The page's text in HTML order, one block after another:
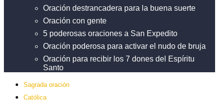
Oración destrancadera para la buena suerte
Oración con gente
5 poderosas oraciones a San Expedito
Oración poderosa para activar el nudo de bruja
Oración para recibir los 7 dones del Espíritu
Santo
Sagrada oración
Católica